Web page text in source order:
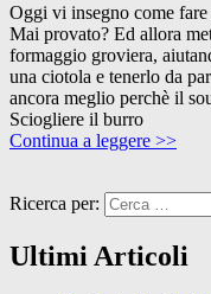
Oggi vi insegno come
Mai provato? Ed allora
formaggio groviera,
una ciotola e tenerlo da
ancora meglio perchè il
Sciogliere il burro
Continua a leggere >>
Ricerca per:
Ultimi Articoli